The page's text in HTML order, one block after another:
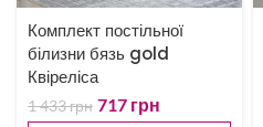
Комплект постільної
білизни бязь gold
Квіреліса
1 433грн 717 грн